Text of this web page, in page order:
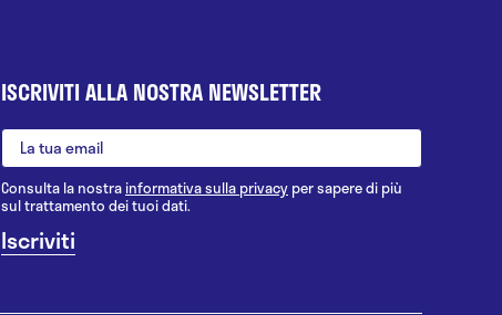
ISCRIVITI ALLA NOSTRA NEWSLETTER
Consulta la nostrainformativa sulla privacy per sapere di più
sul trattamento dei tuoi dati.